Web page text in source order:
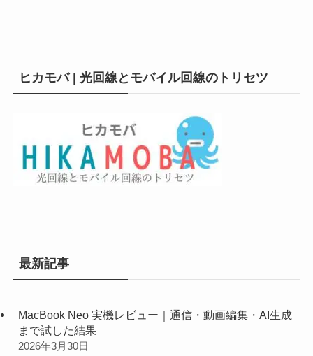
ヒカモバ | 光回線とモバイル回線のトリセツ
最新記事
MacBook Neo 実機レビュー｜通信・動画編集・AI生成
まで試した結果
2026年3月30日